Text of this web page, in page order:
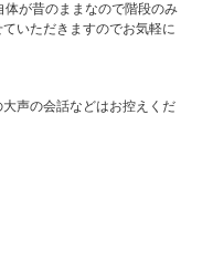
が昔のままなので階段のみ
いただきますのでお気軽に
声の会話などはお控えくだ